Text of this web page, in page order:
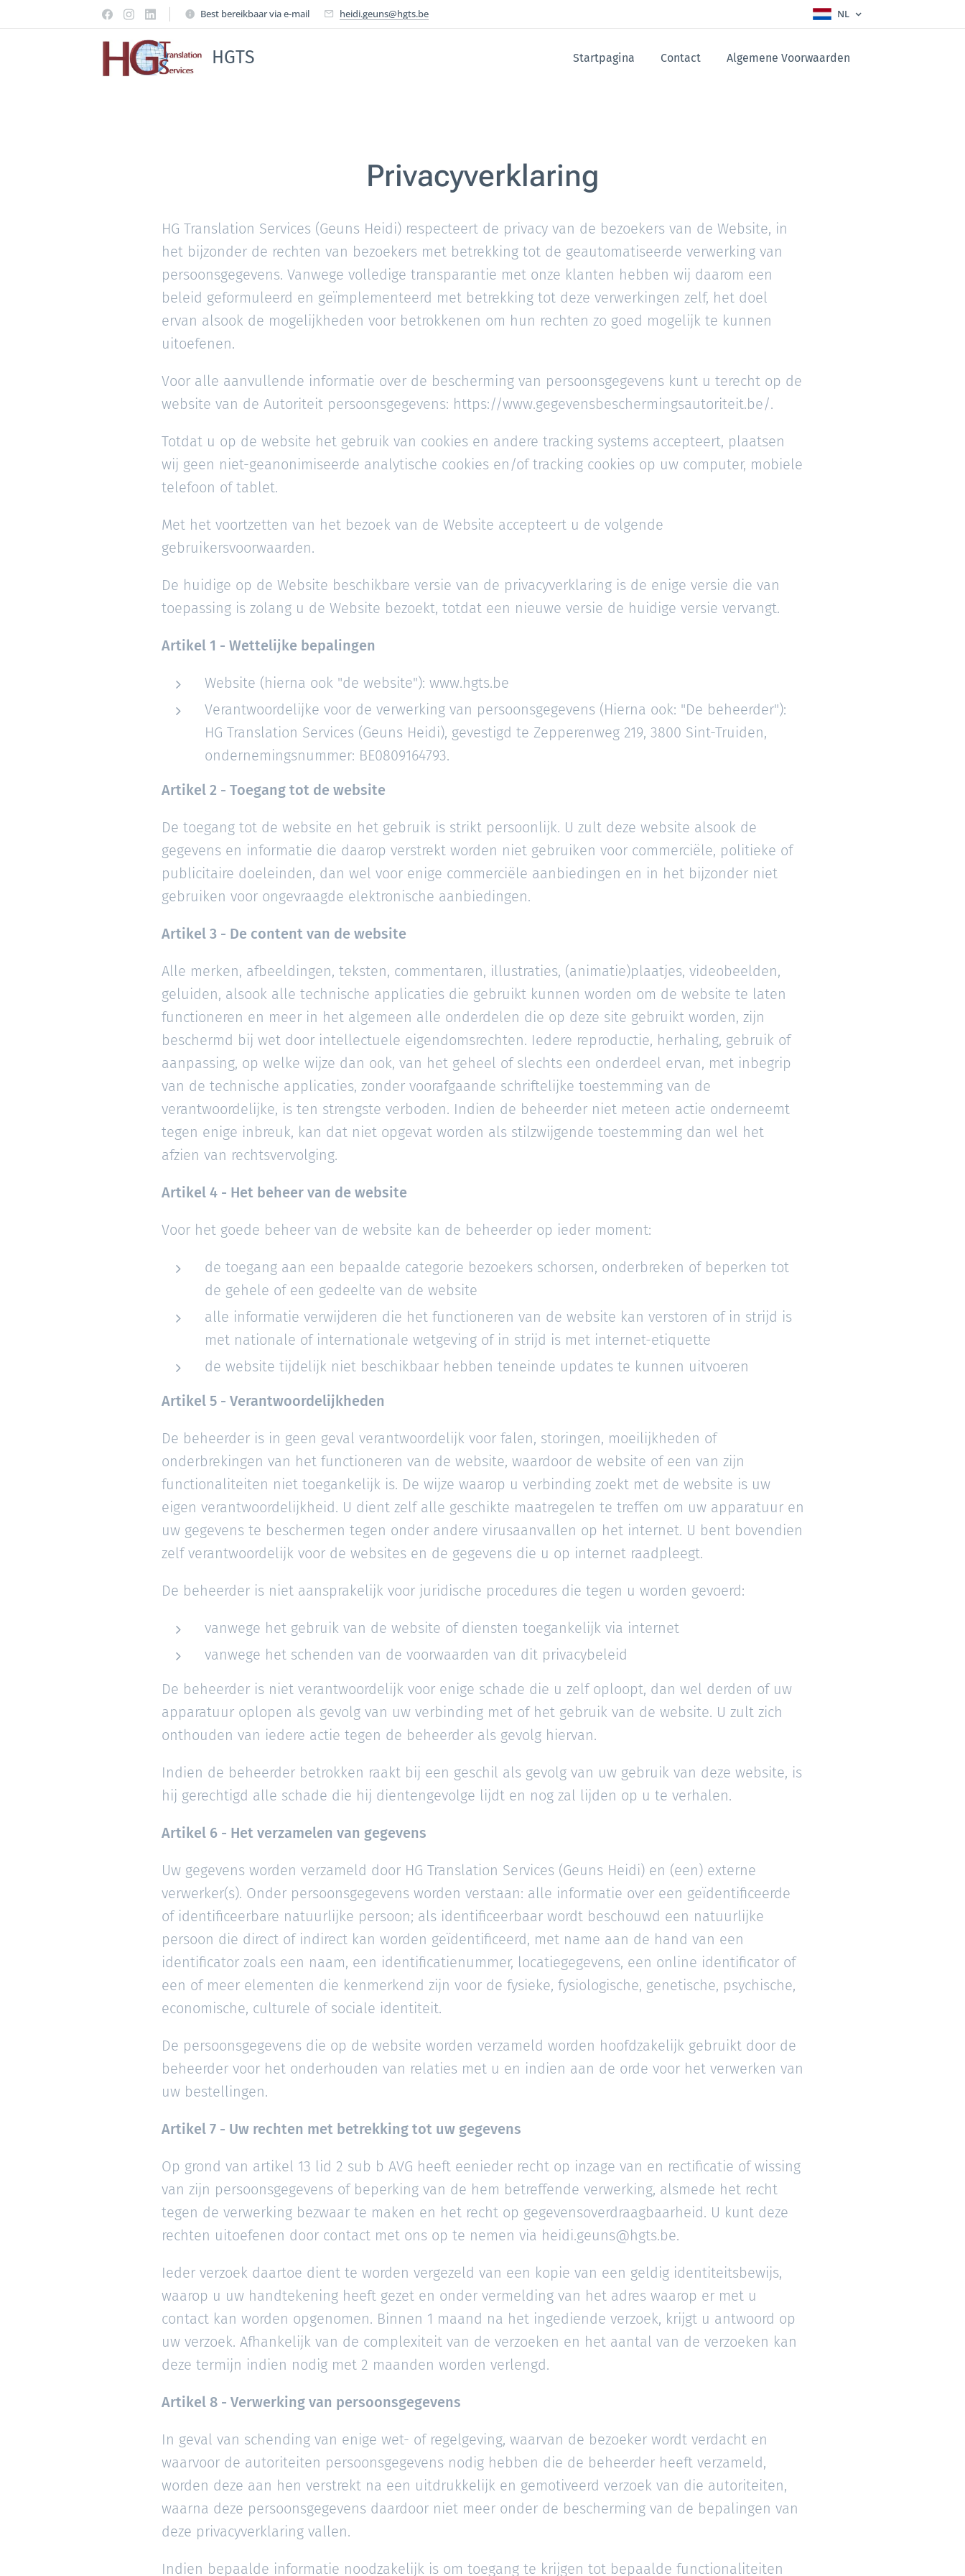
Best bereikbaar via e-mail heidi.geuns@hgts.be NL
HGTS Startpagina Contact Algemene Voorwaarden
Privacyverklaring
HG Translation Services (Geuns Heidi) respecteert de privacy van de bezoekers van de Website, in
het bijzonder de rechten van bezoekers met betrekking tot de geautomatiseerde verwerking van
persoonsgegevens. Vanwege volledige transparantie met onze klanten hebben wij daarom een
beleid geformuleerd en geïmplementeerd met betrekking tot deze verwerkingen zelf, het doel
ervan alsook de mogelijkheden voor betrokkenen om hun rechten zo goed mogelijk te kunnen
uitoefenen.
Voor alle aanvullende informatie over de bescherming van persoonsgegevens kunt u terecht op de
website van de Autoriteit persoonsgegevens: https://www.gegevensbeschermingsautoriteit.be/.
Totdat u op de website het gebruik van cookies en andere tracking systems accepteert, plaatsen
wij geen niet-geanonimiseerde analytische cookies en/of tracking cookies op uw computer, mobiele
telefoon of tablet.
Met het voortzetten van het bezoek van de Website accepteert u de volgende
gebruikersvoorwaarden.
De huidige op de Website beschikbare versie van de privacyverklaring is de enige versie die van
toepassing is zolang u de Website bezoekt, totdat een nieuwe versie de huidige versie vervangt.
Artikel 1 - Wettelijke bepalingen
Website (hierna ook "de website"): www.hgts.be
Verantwoordelijke voor de verwerking van persoonsgegevens (Hierna ook: "De beheerder"):
HG Translation Services (Geuns Heidi), gevestigd te Zepperenweg 219, 3800 Sint-Truiden,
ondernemingsnummer: BE0809164793.
Artikel 2 - Toegang tot de website
De toegang tot de website en het gebruik is strikt persoonlijk. U zult deze website alsook de
gegevens en informatie die daarop verstrekt worden niet gebruiken voor commerciële, politieke of
publicitaire doeleinden, dan wel voor enige commerciële aanbiedingen en in het bijzonder niet
gebruiken voor ongevraagde elektronische aanbiedingen.
Artikel 3 - De content van de website
Alle merken, afbeeldingen, teksten, commentaren, illustraties, (animatie)plaatjes, videobeelden,
geluiden, alsook alle technische applicaties die gebruikt kunnen worden om de website te laten
functioneren en meer in het algemeen alle onderdelen die op deze site gebruikt worden, zijn
beschermd bij wet door intellectuele eigendomsrechten. Iedere reproductie, herhaling, gebruik of
aanpassing, op welke wijze dan ook, van het geheel of slechts een onderdeel ervan, met inbegrip
van de technische applicaties, zonder voorafgaande schriftelijke toestemming van de
verantwoordelijke, is ten strengste verboden. Indien de beheerder niet meteen actie onderneemt
tegen enige inbreuk, kan dat niet opgevat worden als stilzwijgende toestemming dan wel het
afzien van rechtsvervolging.
Artikel 4 - Het beheer van de website
Voor het goede beheer van de website kan de beheerder op ieder moment:
de toegang aan een bepaalde categorie bezoekers schorsen, onderbreken of beperken tot
de gehele of een gedeelte van de website
alle informatie verwijderen die het functioneren van de website kan verstoren of in strijd is
met nationale of internationale wetgeving of in strijd is met internet-etiquette
de website tijdelijk niet beschikbaar hebben teneinde updates te kunnen uitvoeren
Artikel 5 - Verantwoordelijkheden
De beheerder is in geen geval verantwoordelijk voor falen, storingen, moeilijkheden of
onderbrekingen van het functioneren van de website, waardoor de website of een van zijn
functionaliteiten niet toegankelijk is. De wijze waarop u verbinding zoekt met de website is uw
eigen verantwoordelijkheid. U dient zelf alle geschikte maatregelen te treffen om uw apparatuur en
uw gegevens te beschermen tegen onder andere virusaanvallen op het internet. U bent bovendien
zelf verantwoordelijk voor de websites en de gegevens die u op internet raadpleegt.
De beheerder is niet aansprakelijk voor juridische procedures die tegen u worden gevoerd:
vanwege het gebruik van de website of diensten toegankelijk via internet
vanwege het schenden van de voorwaarden van dit privacybeleid
De beheerder is niet verantwoordelijk voor enige schade die u zelf oploopt, dan wel derden of uw
apparatuur oplopen als gevolg van uw verbinding met of het gebruik van de website. U zult zich
onthouden van iedere actie tegen de beheerder als gevolg hiervan.
Indien de beheerder betrokken raakt bij een geschil als gevolg van uw gebruik van deze website, is
hij gerechtigd alle schade die hij dientengevolge lijdt en nog zal lijden op u te verhalen.
Artikel 6 - Het verzamelen van gegevens
Uw gegevens worden verzameld door HG Translation Services (Geuns Heidi) en (een) externe
verwerker(s). Onder persoonsgegevens worden verstaan: alle informatie over een geïdentificeerde
of identificeerbare natuurlijke persoon; als identificeerbaar wordt beschouwd een natuurlijke
persoon die direct of indirect kan worden geïdentificeerd, met name aan de hand van een
identificator zoals een naam, een identificatienummer, locatiegegevens, een online identificator of
een of meer elementen die kenmerkend zijn voor de fysieke, fysiologische, genetische, psychische,
economische, culturele of sociale identiteit.
De persoonsgegevens die op de website worden verzameld worden hoofdzakelijk gebruikt door de
beheerder voor het onderhouden van relaties met u en indien aan de orde voor het verwerken van
uw bestellingen.
Artikel 7 - Uw rechten met betrekking tot uw gegevens
Op grond van artikel 13 lid 2 sub b AVG heeft eenieder recht op inzage van en rectificatie of wissing
van zijn persoonsgegevens of beperking van de hem betreffende verwerking, alsmede het recht
tegen de verwerking bezwaar te maken en het recht op gegevensoverdraagbaarheid. U kunt deze
rechten uitoefenen door contact met ons op te nemen via heidi.geuns@hgts.be.
Ieder verzoek daartoe dient te worden vergezeld van een kopie van een geldig identiteitsbewijs,
waarop u uw handtekening heeft gezet en onder vermelding van het adres waarop er met u
contact kan worden opgenomen. Binnen 1 maand na het ingediende verzoek, krijgt u antwoord op
uw verzoek. Afhankelijk van de complexiteit van de verzoeken en het aantal van de verzoeken kan
deze termijn indien nodig met 2 maanden worden verlengd.
Artikel 8 - Verwerking van persoonsgegevens
In geval van schending van enige wet- of regelgeving, waarvan de bezoeker wordt verdacht en
waarvoor de autoriteiten persoonsgegevens nodig hebben die de beheerder heeft verzameld,
worden deze aan hen verstrekt na een uitdrukkelijk en gemotiveerd verzoek van die autoriteiten,
waarna deze persoonsgegevens daardoor niet meer onder de bescherming van de bepalingen van
deze privacyverklaring vallen.
Indien bepaalde informatie noodzakelijk is om toegang te krijgen tot bepaalde functionaliteiten